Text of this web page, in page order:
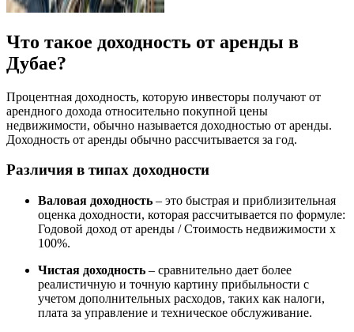
Что такое доходность от аренды в
Дубае?
Процентная доходность, которую инвесторы получают от
арендного дохода относительно покупной цены
недвижимости, обычно называется доходностью от аренды.
Доходность от аренды обычно рассчитывается за год.
Различия в типах доходности
Валовая доходность – это быстрая и приблизительная
оценка доходности, которая рассчитывается по формуле:
Годовой доход от аренды / Стоимость недвижимости x
100%.
Чистая доходность – сравнительно дает более
реалистичную и точную картину прибыльности с
учетом дополнительных расходов, таких как налоги,
плата за управление и техническое обслуживание.